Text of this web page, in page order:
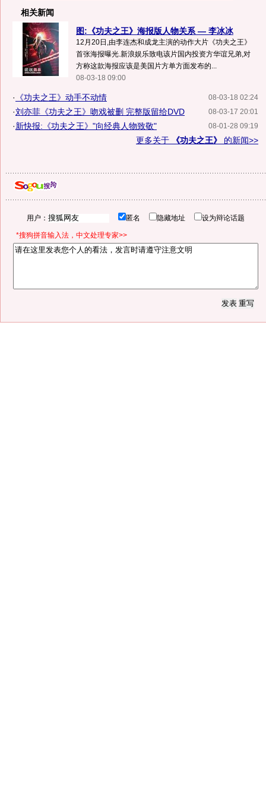
相关新闻
图:《功夫之王》海报版人物关系 — 李冰冰
12月20日,由李连杰和成龙主演的动作大片《功夫之王》
首张海报曝光.新浪娱乐致电该片国内投资方华谊兄弟,对
方称这款海报应该是美国片方单方面发布的...
08-03-18 09:00
08-03-18 02:24
· 《功夫之王》动手不动情
08-03-17 20:01
·刘亦菲《功夫之王》吻戏被删 完整版留给DVD
08-01-28 09:19
·新快报:《功夫之王》"向经典人物致敬"
更多关于
《功夫之王》 的新闻>>
用户： 匿名 隐藏地址 设为辩论话题
*搜狗拼音输入法，中文处理专家>>